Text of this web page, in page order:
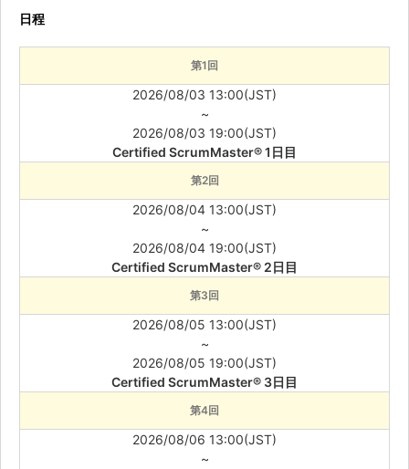
日程
第1回
2026/08/03 13:00(JST)
~
2026/08/03 19:00(JST)
Certified ScrumMaster® 1日目
第2回
2026/08/04 13:00(JST)
~
2026/08/04 19:00(JST)
Certified ScrumMaster® 2日目
第3回
2026/08/05 13:00(JST)
~
2026/08/05 19:00(JST)
Certified ScrumMaster® 3日目
第4回
2026/08/06 13:00(JST)
~